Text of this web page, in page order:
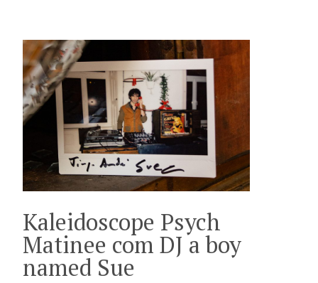
Kaleidoscope Psych
Matinee com DJ a boy
named Sue